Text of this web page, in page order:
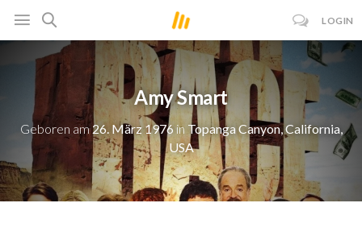
LOGIN
Amy Smart
Geboren am26. März 1976 in Topanga Canyon, California,
USA